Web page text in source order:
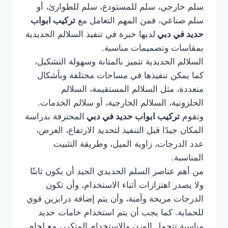
سلم خارجي، سلم للمستودع، سلم للطوارئ، أو
سلم صناعي، فمن المهم التعامل مع تركيب ابواب
حديد في دبي لديها خبرة في تنفيذ السلالم الحديدية
بمقاسات وتصميمات مناسبة.
السلالم الحديدية تتميز بالمتانة وسهولة التشكيل،
كما يمكن تنفيذها في مساحات مختلفة وبأشكال
متعددة، مثل السلالم المستقيمة، السلالم
الحلزونية، السلالم الخارجية، أو سلالم الخدمات.
وتقوم تركيب ابواب حديد في دبي المحترفة بدراسة
المكان جيدًا قبل التنفيذ لتحديد الارتفاع، العرض،
عدد الدرجات، زاوية الميل، وطريقة التثبيت
المناسبة.
من أهم عناصر السلم الحديدي الجيد أن يكون ثابتًا
ولا يصدر اهتزازات أثناء الاستخدام، وأن تكون
الدرجات مريحة وآمنة، وأن يتم إضافة درابزين قوي
للحماية. كما يجب أن يتم استخدام خامات حديد